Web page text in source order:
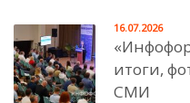
итоги,
СМИ
16.07.2026